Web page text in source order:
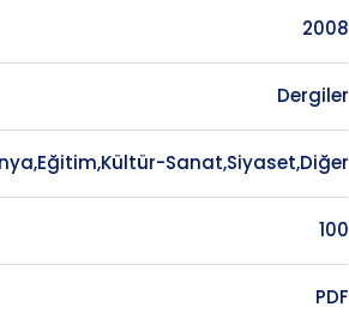
2008
Dergiler
Sanat,Siyaset,Diğer
100
PDF